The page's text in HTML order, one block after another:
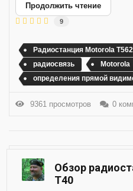
Продолжить чтение
9
Радиостанция Motorola
радиосвязь
Motorola
определения прямой
9361 просмотров 0
Обзор
T40